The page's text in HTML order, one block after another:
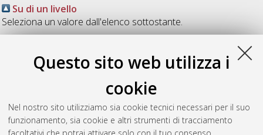
Questo sito web utilizza i
cookie
Nel nostro sito utilizziamo sia cookie tecnici necessari per il suo
funzionamento, sia cookie e altri strumenti di tracciamento
Su di un livello
Seleziona un valore dall'elenco sottostante.
2024(5)
2023(8)
2020(2)
2019(2)